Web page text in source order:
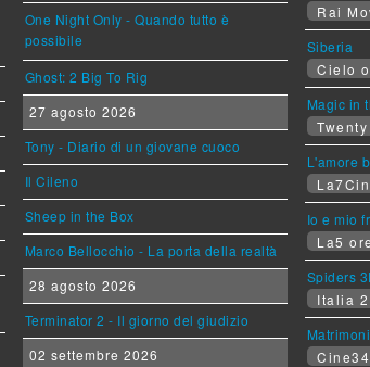
One Night Only - Quando tutto è
possibile
Ghost: 2 Big To Rig
27 agosto 2026
Tony - Diario di un giovane cuoco
Il Cileno
Sheep in the Box
Marco Bellocchio - La porta della realtà
28 agosto 2026
Terminator 2 - Il giorno del giudizio
02 settembre 2026
Rai
Siberia
Cielo
Magic in
L'amore
Io e mio
La5
Spiders
Italia 2